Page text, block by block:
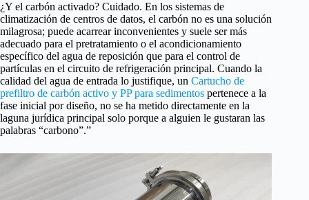
¿Y el carbón activado? Cuidado. En los sistemas de
climatización de centros de datos, el carbón no es una solución
milagrosa; puede acarrear inconvenientes y suele ser más
adecuado para el pretratamiento o el acondicionamiento
específico del agua de reposición que para el control de
partículas en el circuito de refrigeración principal. Cuando la
calidad del agua de entrada lo justifique, un Cartucho de
prefiltro de carbón activo y PP para sedimentos pertenece a la
fase inicial por diseño, no se ha metido directamente en la
laguna jurídica principal solo porque a alguien le gustaran las
palabras “carbono”.”